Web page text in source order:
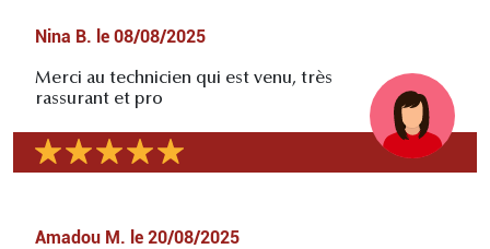
Nina B. le 08/08/2025
Merci au technicien qui est venu, très
rassurant et pro
Amadou M. le 20/08/2025